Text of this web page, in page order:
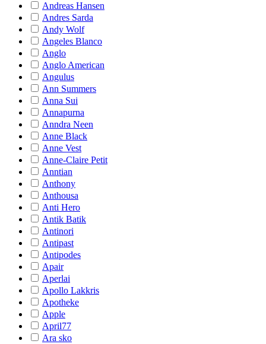
Andreas Hansen
Andres Sarda
Andy Wolf
Angeles Blanco
Anglo
Anglo American
Angulus
Ann Summers
Anna Sui
Annapurna
Anndra Neen
Anne Black
Anne Vest
Anne-Claire Petit
Anntian
Anthony
Anthousa
Anti Hero
Antik Batik
Antinori
Antipast
Antipodes
Apair
Aperlai
Apollo Lakkris
Apotheke
Apple
April77
Ara sko